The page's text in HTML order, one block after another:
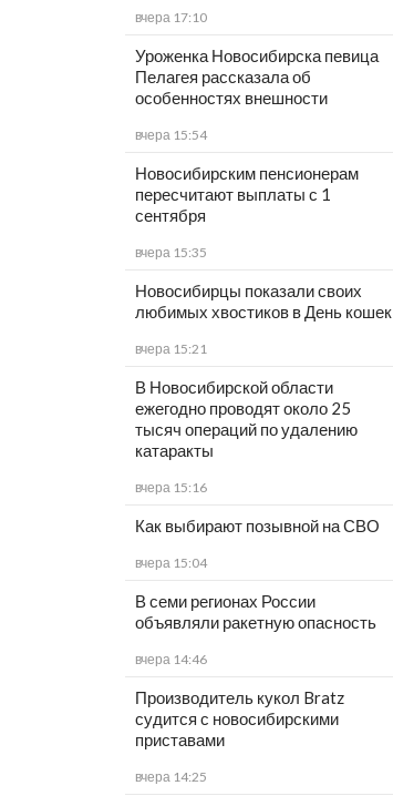
вчера 17:10
Уроженка Новосибирска певица
Пелагея рассказала об
особенностях внешности
вчера 15:54
Новосибирским пенсионерам
пересчитают выплаты с 1
сентября
вчера 15:35
Новосибирцы показали своих
любимых хвостиков в День кошек
вчера 15:21
В Новосибирской области
ежегодно проводят около 25
тысяч операций по удалению
катаракты
вчера 15:16
Как выбирают позывной на СВО
вчера 15:04
В семи регионах России
объявляли ракетную опасность
вчера 14:46
Производитель кукол Bratz
судится с новосибирскими
приставами
вчера 14:25